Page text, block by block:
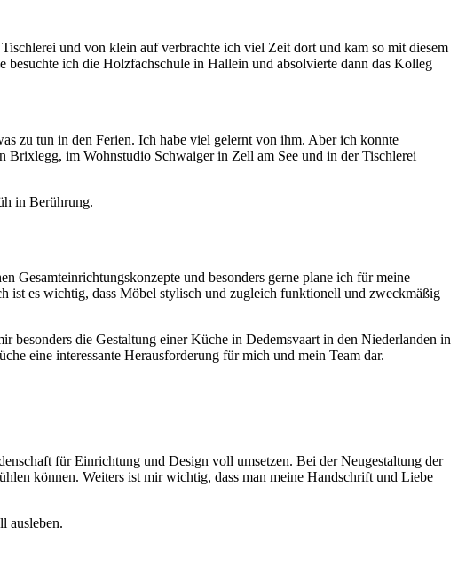
und von klein auf verbrachte ich viel Zeit dort und kam so mit diesem
ich die Holzfachschule in Hallein und absolvierte dann das Kolleg
zu tun in den Ferien. Ich habe viel gelernt von ihm. Aber ich konnte
im Wohnstudio Schwaiger in Zell am See und in der Tischlerei
in Berührung.
Gesamteinrichtungskonzepte und besonders gerne plane ich für meine
ist es wichtig, dass Möbel stylisch und zugleich funktionell und zweckmäßig
besonders die Gestaltung einer Küche in Dedemsvaart in den Niederlanden in
eine interessante Herausforderung für mich und mein Team dar.
für Einrichtung und Design voll umsetzen. Bei der Neugestaltung der
können. Weiters ist mir wichtig, dass man meine Handschrift und Liebe
ausleben.